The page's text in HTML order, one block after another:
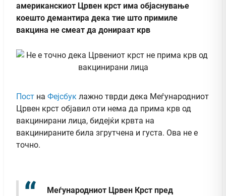
американскиот Црвен крст има објаснување
коешто демантира дека тие што примиле
вакцина не смеат да донираат крв
Пост на Фејсбук лажно тврди дека Меѓународниот
Црвен крст објавил оти нема да прима крв од
вакцинирани лица, бидејќи крвта на
вакцинираните била згрутчена и густа. Ова не е
точно.
Меѓународниот Црвен Крст пред